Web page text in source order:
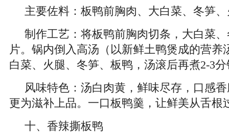
主要佐料：板鸭前胸肉、大白菜、冬笋
制作工艺：将板鸭前胸肉切条，大白菜
片。锅内倒入高汤（以新鲜土鸭煲成的营养
白菜、火腿、冬笋、板鸭，汤滚后再煮2-3
风味特色：汤白肉黄，鲜味尽存，口感
更为滋补上品。一口板鸭羹，让鲜美从舌根
十、香辣撕板鸭